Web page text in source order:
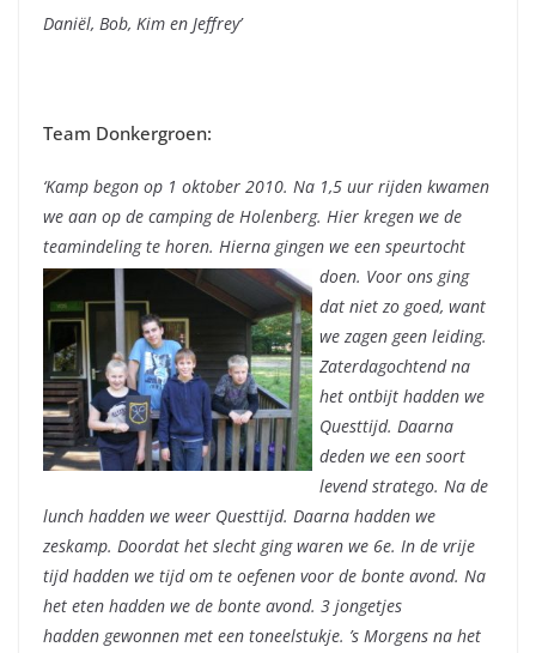
Daniël, Bob, Kim en Jeffrey’
Team Donkergroen:
‘Kamp begon op 1 oktober 2010. Na 1,5 uur rijden kwamen
we aan op de camping de Holenberg. Hier kregen we de
teamindeling te horen. Hierna gingen we een speurtocht
doen. Voor ons ging
dat niet zo goed, want
we zagen geen leiding.
Zaterdagochtend na
het ontbijt hadden we
Questtijd. Daarna
deden we een soort
levend stratego. Na de
lunch hadden we weer Questtijd. Daarna hadden we
zeskamp. Doordat het slecht ging waren we 6e. In de vrije
tijd hadden we tijd om te oefenen voor de bonte avond. Na
het eten hadden we de bonte avond. 3 jongetjes
hadden gewonnen met een toneelstukje. ’s Morgens na het